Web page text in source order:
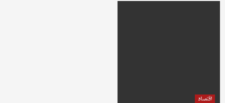
اقتصاد